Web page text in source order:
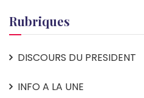
Rubriques
DISCOURS DU PRESIDENT
INFO A LA UNE